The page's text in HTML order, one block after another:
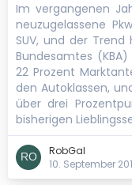
Im vergangenen
neuzugelassene
SUV, und der
Bundesamtes
22 Prozent
den Autoklassen,
über drei
bisherigen
RobGal
10. September